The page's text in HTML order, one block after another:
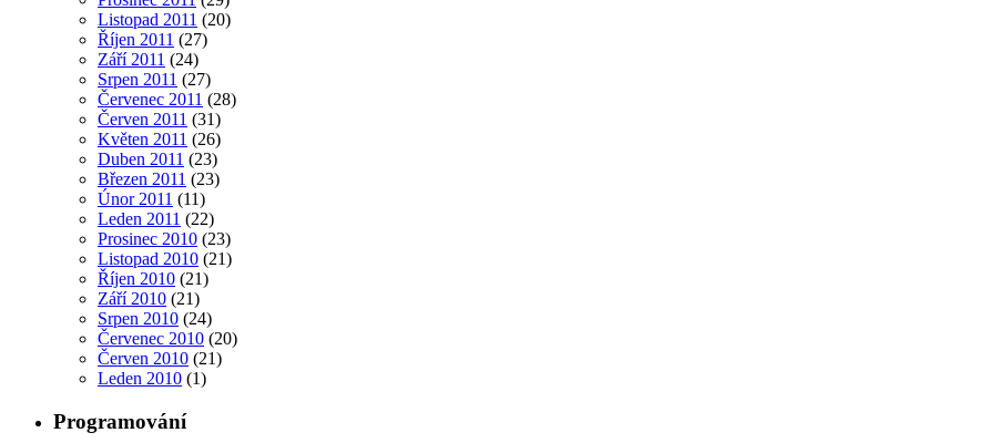
Listopad 2011 (20)
Říjen 2011 (27)
Září 2011 (24)
Srpen 2011 (27)
Červenec 2011 (28)
Červen 2011 (31)
Květen 2011 (26)
Duben 2011 (23)
Březen 2011 (23)
Únor 2011 (11)
Leden 2011 (22)
Prosinec 2010 (23)
Listopad 2010 (21)
Říjen 2010 (21)
Září 2010 (21)
Srpen 2010 (24)
Červenec 2010 (20)
Červen 2010 (21)
Leden 2010 (1)
Programování